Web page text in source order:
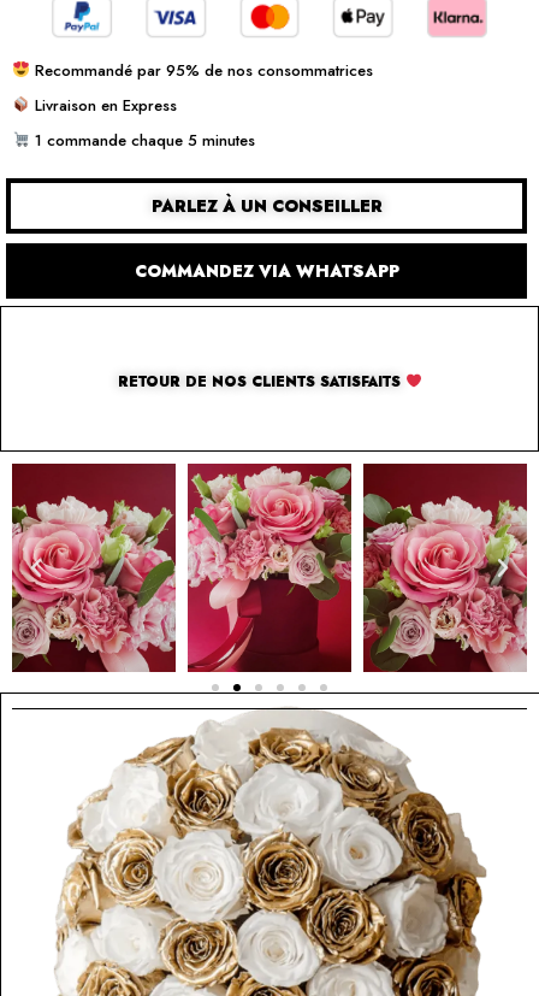
Recommandé par 95% de nos consommatrices
Livraison en Express
1 commande chaque 5 minutes
PARLEZ À UN CONSEILLER
COMMANDEZ VIA WHATSAPP
RETOUR DE NOS CLIENTS SATISFAITS